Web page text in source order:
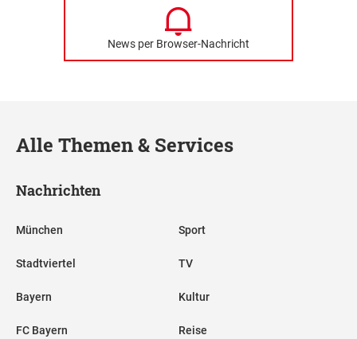
News per Browser-Nachricht
Alle Themen & Services
Nachrichten
München
Stadtviertel
Bayern
FC Bayern
Sport
TV
Kultur
Reise